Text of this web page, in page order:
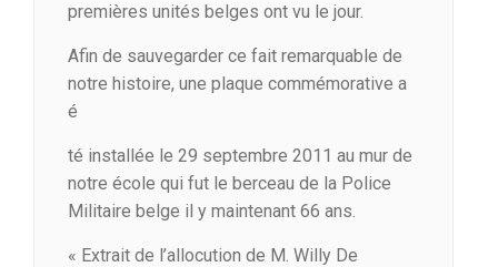
premières unités belges ont vu le jour.
Afin de sauvegarder ce fait remarquable de
notre histoire, une plaque commémorative a
é
té installée le 29 septembre 2011 au mur de
notre école qui fut le berceau de la Police
Militaire belge il y maintenant 66 ans.
« Extrait de l’allocution de M. Willy De